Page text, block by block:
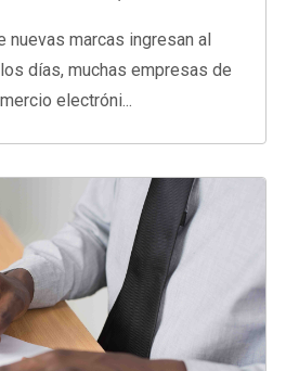
nuevas marcas ingresan al
días, muchas empresas de
electróni...